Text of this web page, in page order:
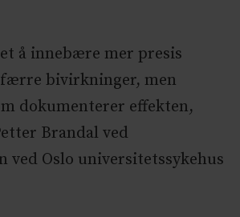
å innebære mer presis
bivirkninger, men
dokumenterer effekten,
Brandal ved
ved Oslo universitetssykehus